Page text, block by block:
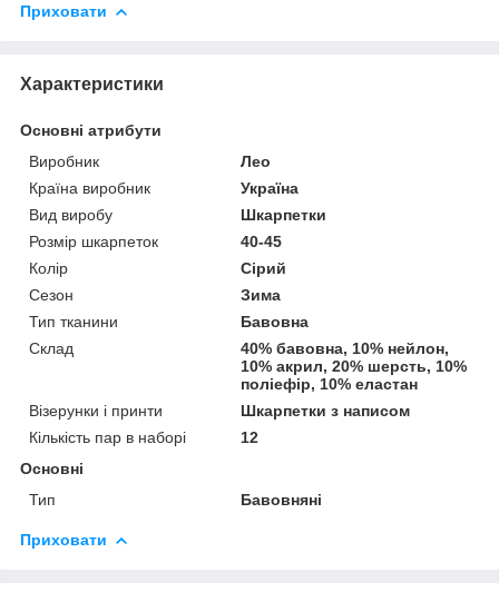
Приховати
Характеристики
Основні атрибути
Виробник
Лео
Країна виробник
Україна
Вид виробу
Шкарпетки
Розмір шкарпеток
40-45
Колір
Сірий
Сезон
Зима
Тип тканини
Бавовна
Склад
40% бавовна, 10% нейлон,
10% акрил, 20% шерсть, 10%
поліефір, 10% еластан
Візерунки і принти
Шкарпетки з написом
Кількість пар в наборі
12
Основні
Тип
Бавовняні
Приховати